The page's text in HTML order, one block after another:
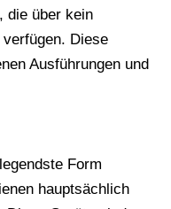
die über kein
Diese
Ausführungen und
Form
hauptsächlich